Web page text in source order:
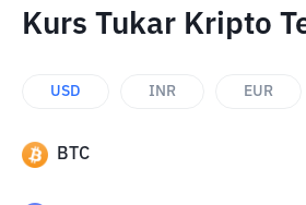
Kurs Tukar Kripto
USD INR EUR
BTC